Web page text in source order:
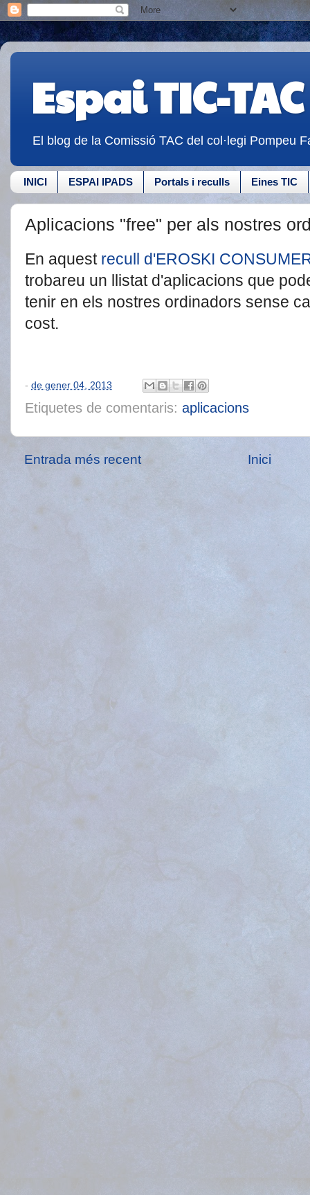
Espai TIC-TAC
El blog de la Comissió TAC del col·legi Pompeu
INICI ESPAI IPADS Portals i reculls Eines TIC
Aplicacions "free" per als nostres
En aquestrecull d'EROSKI
trobareu un llistat d'aplicacions que
tenir en els nostres ordinadors sense
cost.
- de gener 04, 2013
Etiquetes de comentaris: aplicacions
Entrada més recent Inici